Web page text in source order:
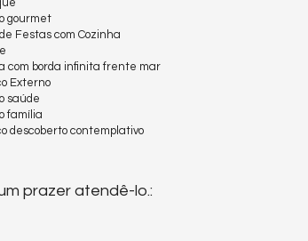
gourmet
Festas com Cozinha
com borda infinita frente mar
Externo
saúde
família
descoberto contemplativo
prazer atendê-lo.: